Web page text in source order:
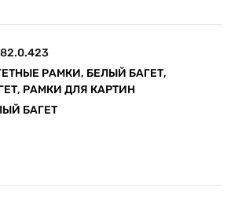
РАМКИ, БЕЛЫЙ БАГЕТ,
, РАМКИ ДЛЯ КАРТИН
БАГЕТ